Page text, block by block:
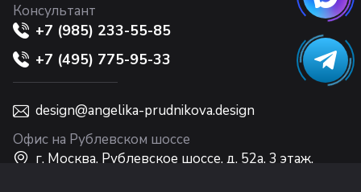
Консультант
+7 (985) 233-55-85
+7 (495) 775-95-33
design@angelika-prudnikova.design
Офис на Рублевском шоссе
г. Москва, Рублевское шоссе, д. 52а, 3 этаж,